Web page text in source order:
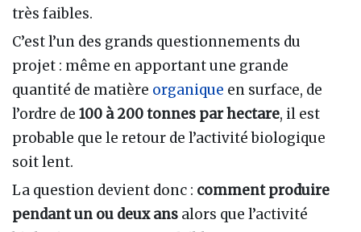
très faibles.
C’est l’un des grands questionnements du
projet : même en apportant une grande
quantité de matière organique en surface, de
l’ordre de 100 à 200 tonnes par hectare, il est
probable que le retour de l’activité biologique
soit lent.
La question devient donc : comment produire
pendant un ou deux ans alors que l’activité